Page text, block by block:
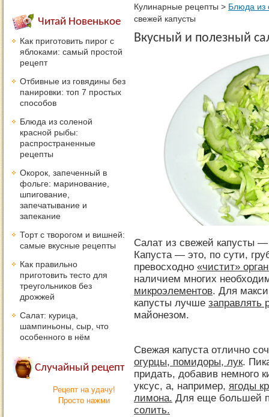
Кулинарные рецепты > Блюда из
свежей капусты
Вкусный и полезный
Салат из свежей капусты —
Капуста — это, по сути,
превосходно «чистит»
наличием многих
микроэлементов. Для
капусты лучше заправлять
майонезом.
Свежая капуста отлично
огурцы, помидоры, лук.
придать, добавив немного
уксус, а, например, ягоды
лимона. Для еще большей
солить.
Читай Новенькое
Как приготовить пирог с
яблоками: самый простой
рецепт
Отбивные из говядины без
панировки: топ 7 простых
способов
Блюда из соленой
красной рыбы:
распространенные
рецепты
Окорок, запеченный в
фольге: маринование,
шпигование,
запечатывание и
запекание
Торт с творогом и вишней:
самые вкусные рецепты
Как правильно
приготовить тесто для
треугольников без
дрожжей
Салат: курица,
шампиньоны, сыр, что
особенного в нём
Случайный рецепт
Рецепт на удачу!
Просто нажми